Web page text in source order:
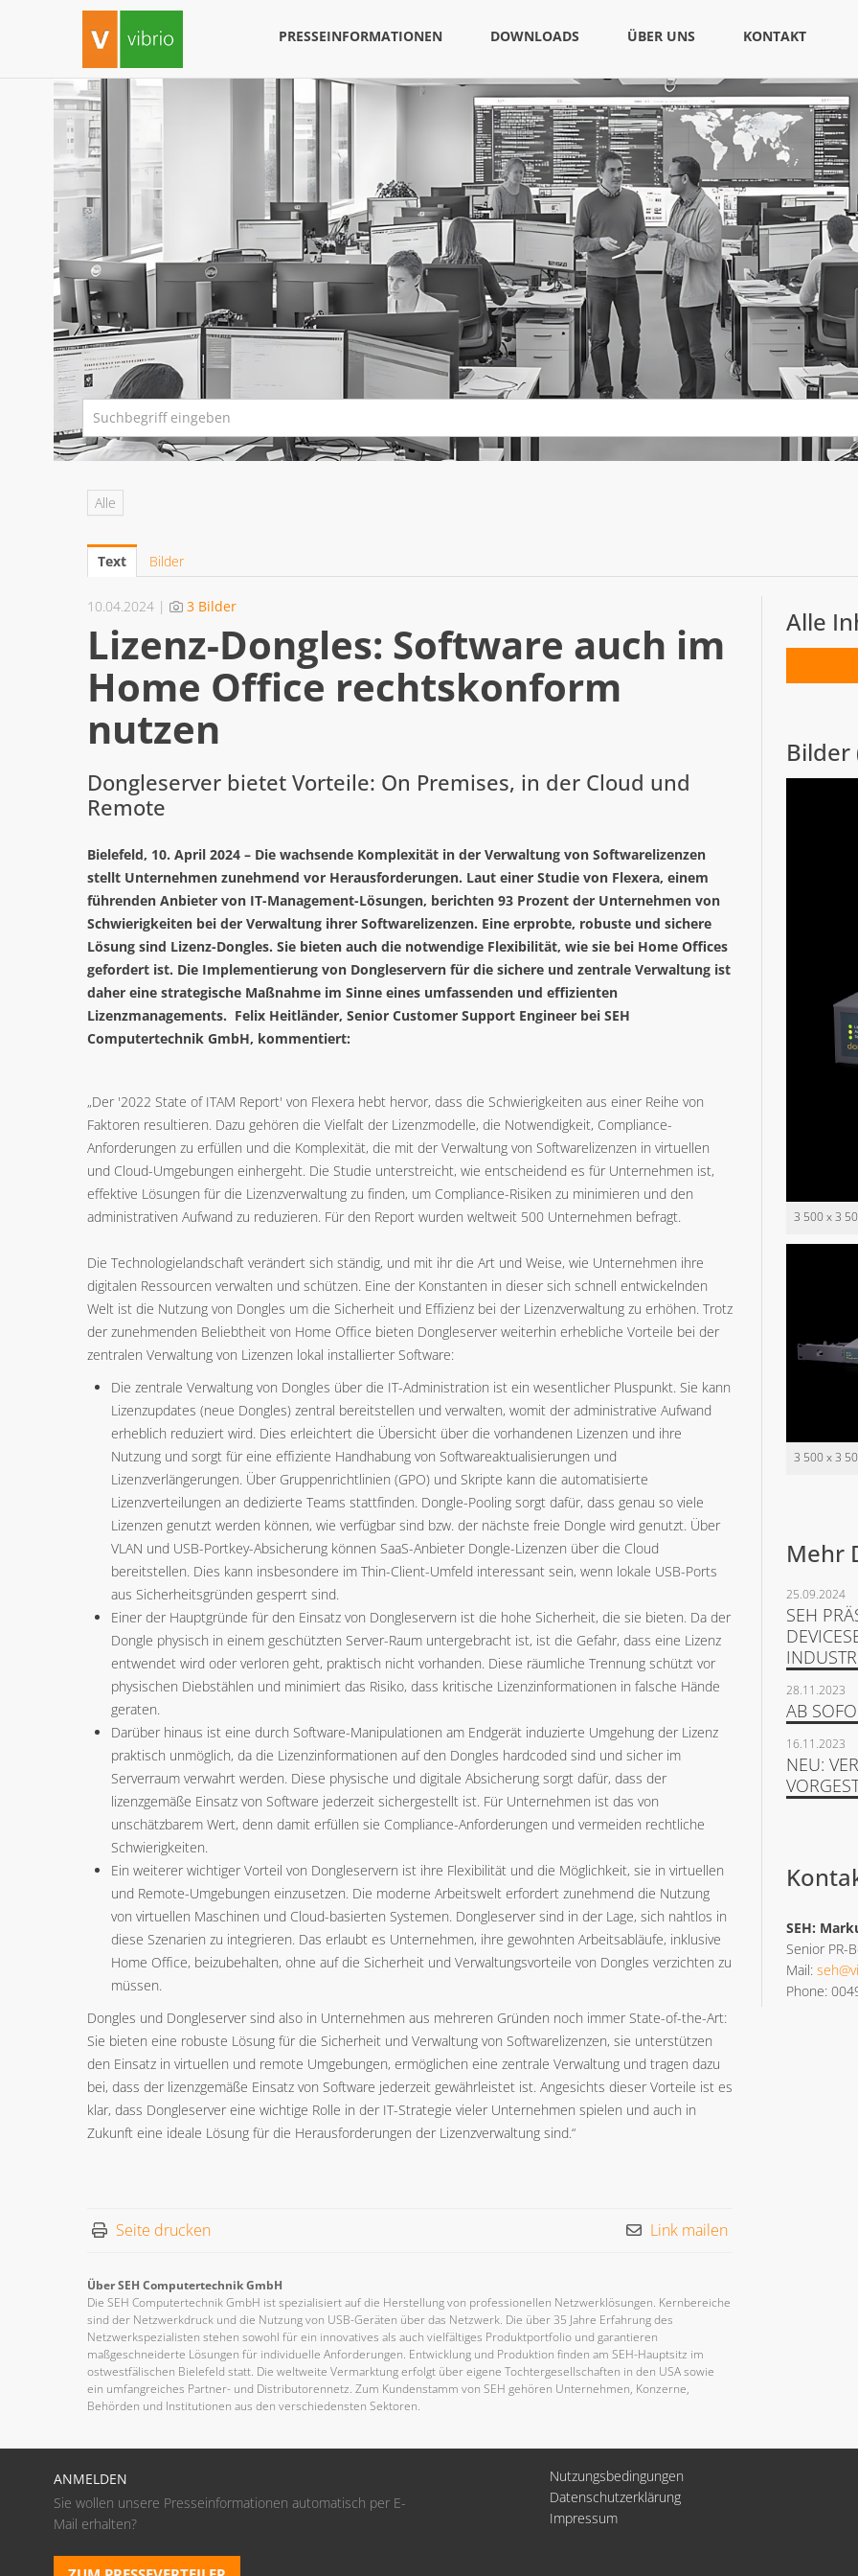
PRESSEINFORMATIONEN DOWNLOADS ÜBER UNS KONTAKT
Alle
Text Bilder
10.04.2024 | 3 Bilder
Lizenz-Dongles: Software auch im
Home Office rechtskonform
nutzen
Dongleserver bietet Vorteile: On Premises, in der Cloud und
Remote
Bielefeld, 10. April 2024 – Die wachsende Komplexität in der Verwaltung von Softwarelizenzen
stellt Unternehmen zunehmend vor Herausforderungen. Laut einer Studie von Flexera, einem
führenden Anbieter von IT-Management-Lösungen, berichten 93 Prozent der Unternehmen von
Schwierigkeiten bei der Verwaltung ihrer Softwarelizenzen. Eine erprobte, robuste und sichere
Lösung sind Lizenz-Dongles. Sie bieten auch die notwendige Flexibilität, wie sie bei Home Offices
gefordert ist. Die Implementierung von Dongleservern für die sichere und zentrale Verwaltung ist
daher eine strategische Maßnahme im Sinne eines umfassenden und effizienten
Lizenzmanagements. Felix Heitländer, Senior Customer Support Engineer bei SEH
Computertechnik GmbH, kommentiert:
„Der '2022 State of ITAM Report' von Flexera hebt hervor, dass die Schwierigkeiten aus einer Reihe von
Faktoren resultieren. Dazu gehören die Vielfalt der Lizenzmodelle, die Notwendigkeit, Compliance-
Anforderungen zu erfüllen und die Komplexität, die mit der Verwaltung von Softwarelizenzen in virtuellen
und Cloud-Umgebungen einhergeht. Die Studie unterstreicht, wie entscheidend es für Unternehmen ist,
effektive Lösungen für die Lizenzverwaltung zu finden, um Compliance-Risiken zu minimieren und den
administrativen Aufwand zu reduzieren. Für den Report wurden weltweit 500 Unternehmen befragt.
Die Technologielandschaft verändert sich ständig, und mit ihr die Art und Weise, wie Unternehmen ihre
digitalen Ressourcen verwalten und schützen. Eine der Konstanten in dieser sich schnell entwickelnden
Welt ist die Nutzung von Dongles um die Sicherheit und Effizienz bei der Lizenzverwaltung zu erhöhen. Trotz
der zunehmenden Beliebtheit von Home Office bieten Dongleserver weiterhin erhebliche Vorteile bei der
zentralen Verwaltung von Lizenzen lokal installierter Software:
Die zentrale Verwaltung von Dongles über die IT-Administration ist ein wesentlicher Pluspunkt. Sie kann
Lizenzupdates (neue Dongles) zentral bereitstellen und verwalten, womit der administrative Aufwand
erheblich reduziert wird. Dies erleichtert die Übersicht über die vorhandenen Lizenzen und ihre
Nutzung und sorgt für eine effiziente Handhabung von Softwareaktualisierungen und
Lizenzverlängerungen. Über Gruppenrichtlinien (GPO) und Skripte kann die automatisierte
Lizenzverteilungen an dedizierte Teams stattfinden. Dongle-Pooling sorgt dafür, dass genau so viele
Lizenzen genutzt werden können, wie verfügbar sind bzw. der nächste freie Dongle wird genutzt. Über
VLAN und USB-Portkey-Absicherung können SaaS-Anbieter Dongle-Lizenzen über die Cloud
bereitstellen. Dies kann insbesondere im Thin-Client-Umfeld interessant sein, wenn lokale USB-Ports
aus Sicherheitsgründen gesperrt sind.
Einer der Hauptgründe für den Einsatz von Dongleservern ist die hohe Sicherheit, die sie bieten. Da der
Dongle physisch in einem geschützten Server-Raum untergebracht ist, ist die Gefahr, dass eine Lizenz
entwendet wird oder verloren geht, praktisch nicht vorhanden. Diese räumliche Trennung schützt vor
physischen Diebstählen und minimiert das Risiko, dass kritische Lizenzinformationen in falsche Hände
geraten.
Darüber hinaus ist eine durch Software-Manipulationen am Endgerät induzierte Umgehung der Lizenz
praktisch unmöglich, da die Lizenzinformationen auf den Dongles hardcoded sind und sicher im
Serverraum verwahrt werden. Diese physische und digitale Absicherung sorgt dafür, dass der
lizenzgemäße Einsatz von Software jederzeit sichergestellt ist. Für Unternehmen ist das von
unschätzbarem Wert, denn damit erfüllen sie Compliance-Anforderungen und vermeiden rechtliche
Schwierigkeiten.
Ein weiterer wichtiger Vorteil von Dongleservern ist ihre Flexibilität und die Möglichkeit, sie in virtuellen
und Remote-Umgebungen einzusetzen. Die moderne Arbeitswelt erfordert zunehmend die Nutzung
von virtuellen Maschinen und Cloud-basierten Systemen. Dongleserver sind in der Lage, sich nahtlos in
diese Szenarien zu integrieren. Das erlaubt es Unternehmen, ihre gewohnten Arbeitsabläufe, inklusive
Home Office, beizubehalten, ohne auf die Sicherheit und Verwaltungsvorteile von Dongles verzichten zu
müssen.
Dongles und Dongleserver sind also in Unternehmen aus mehreren Gründen noch immer State-of-the-Art:
Sie bieten eine robuste Lösung für die Sicherheit und Verwaltung von Softwarelizenzen, sie unterstützen
den Einsatz in virtuellen und remote Umgebungen, ermöglichen eine zentrale Verwaltung und tragen dazu
bei, dass der lizenzgemäße Einsatz von Software jederzeit gewährleistet ist. Angesichts dieser Vorteile ist es
klar, dass Dongleserver eine wichtige Rolle in der IT-Strategie vieler Unternehmen spielen und auch in
Zukunft eine ideale Lösung für die Herausforderungen der Lizenzverwaltung sind.“
Seite drucken Link mailen
Über SEH Computertechnik GmbH
Die SEH Computertechnik GmbH ist spezialisiert auf die Herstellung von professionellen Netzwerklösungen. Kernbereiche
sind der Netzwerkdruck und die Nutzung von USB-Geräten über das Netzwerk. Die über 35 Jahre Erfahrung des
Netzwerkspezialisten stehen sowohl für ein innovatives als auch vielfältiges Produktportfolio und garantieren
maßgeschneiderte Lösungen für individuelle Anforderungen. Entwicklung und Produktion finden am SEH-Hauptsitz im
ostwestfälischen Bielefeld statt. Die weltweite Vermarktung erfolgt über eigene Tochtergesellschaften in den USA sowie
ein umfangreiches Partner- und Distributorennetz. Zum Kundenstamm von SEH gehören Unternehmen, Konzerne,
Behörden und Institutionen aus den verschiedensten Sektoren.
Alle
Bilder
3 500 x 3
3 500 x 3
Mehr
25.09.2024
SEH
28.11.2023
AB
16.11.2023
NEU:
SEH:
Senior PR-
Mail:
Phone:
ANMELDEN
Sie wollen unsere Presseinformationen automatisch per E-
Mail erhalten?
Nutzungsbedingungen
Datenschutzerklärung
Impressum